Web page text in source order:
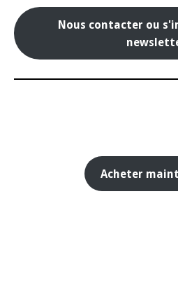
Nous contacter ou
Acheter